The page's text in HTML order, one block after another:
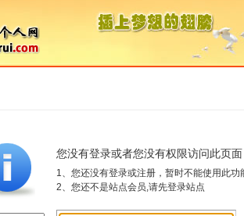
您没有登录或者您没有权限访问此页
1、您还没有登录或注册，暂时不能使用此功
2、您还不是站点会员,请先登录站点